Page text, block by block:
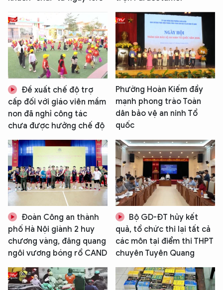
Đề xuất chế độ trợ
cấp đối với giáo viên mầm
non đã nghỉ công tác
chưa được hưởng chế độ
Phường Hoàn Kiếm đẩy
mạnh phong trào Toàn
dân bảo vệ an ninh Tổ
quốc
Đoàn Công an thành
phố Hà Nội giành 2 huy
chương vàng, đăng quang
ngôi vương bóng rổ CAND
Bộ GD-ĐT hủy kết
quả, tổ chức thi lại tất cả
các môn tại điểm thi THPT
chuyên Tuyên Quang